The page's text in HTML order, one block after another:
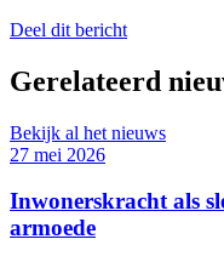
Deel dit bericht
Gerelateerd
Bekijk al het nieuws
27 mei 2026
Inwonerskracht als
armoede